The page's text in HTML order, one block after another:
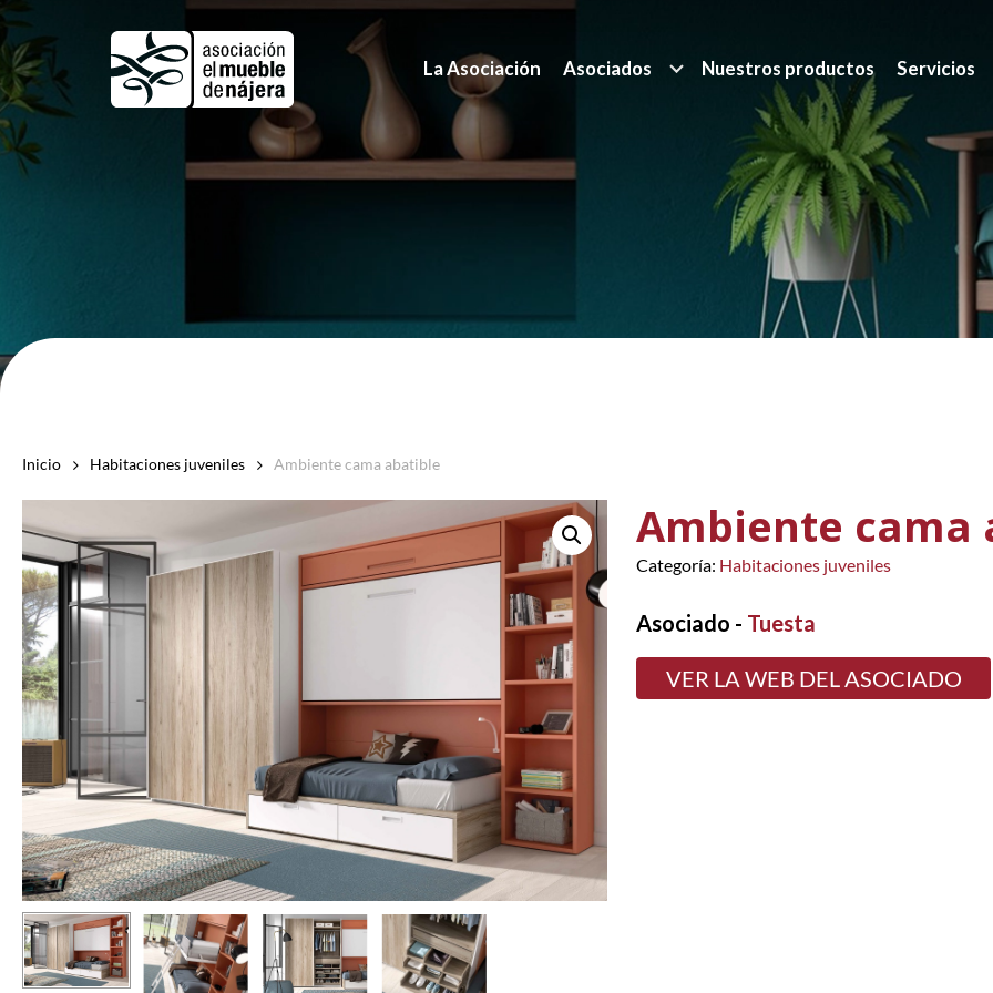
Skip
to
main
content
Hit enter to search or ESC to close
La Asociación Asociados Nuestros productos Servicios
Inicio Habitaciones juveniles Ambiente cama abatible
Ambiente cama
Categoría: Habitaciones juveniles
Asociado - Tuesta
VER LA WEB DEL ASOCIADO